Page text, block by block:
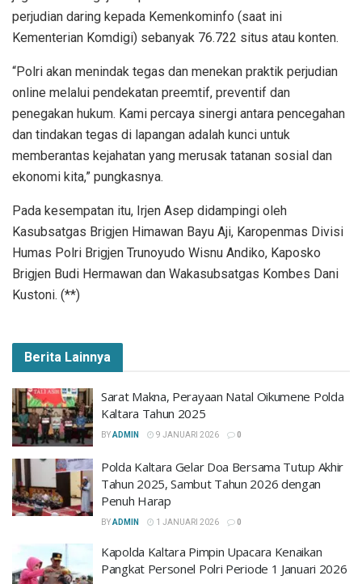
perjudian daring kepada Kemenkominfo (saat ini
Kementerian Komdigi) sebanyak 76.722 situs atau konten.
“Polri akan menindak tegas dan menekan praktik perjudian
online melalui pendekatan preemtif, preventif dan
penegakan hukum. Kami percaya sinergi antara pencegahan
dan tindakan tegas di lapangan adalah kunci untuk
memberantas kejahatan yang merusak tatanan sosial dan
ekonomi kita,” pungkasnya.
Pada kesempatan itu, Irjen Asep didampingi oleh
Kasubsatgas Brigjen Himawan Bayu Aji, Karopenmas Divisi
Humas Polri Brigjen Trunoyudo Wisnu Andiko, Kaposko
Brigjen Budi Hermawan dan Wakasubsatgas Kombes Dani
Kustoni. (**)
Berita Lainnya
Sarat Makna, Perayaan Natal Oikumene Polda
Kaltara Tahun 2025
BYADMIN 9 JANUARI 2026 0
Polda Kaltara Gelar Doa Bersama Tutup Akhir
Tahun 2025, Sambut Tahun 2026 dengan
Penuh Harap
BYADMIN 1 JANUARI 2026 0
Kapolda Kaltara Pimpin Upacara Kenaikan
Pangkat Personel Polri Periode 1 Januari 2026